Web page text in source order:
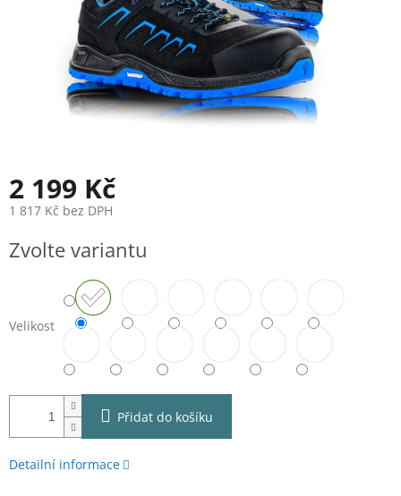
2 199 Kč
1 817 Kč bez DPH
cena:
Zvolte variantu
Velikost
Přidat do košíku
Detailní informace